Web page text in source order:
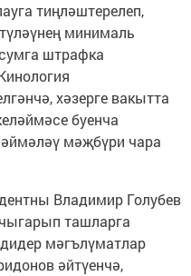
тиңләштерелеп,
минималь
штрафка
хәзерге вакытта
буенча
мәҗбүри чара
Владимир Голубев
ташларга
мәгълүматлар
әйтүенчә,